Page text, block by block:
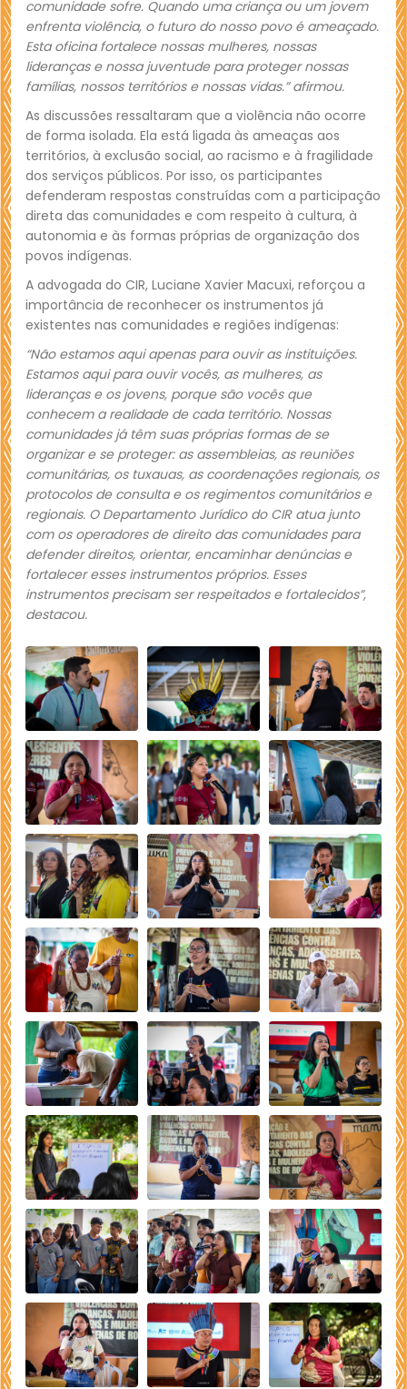
comunidade sofre. Quando uma criança ou um jovem
enfrenta violência, o futuro do nosso povo é ameaçado.
Esta oficina fortalece nossas mulheres, nossas
lideranças e nossa juventude para proteger nossas
famílias, nossos territórios e nossas vidas.” afirmou.
As discussões ressaltaram que a violência não ocorre
de forma isolada. Ela está ligada às ameaças aos
territórios, à exclusão social, ao racismo e à fragilidade
dos serviços públicos. Por isso, os participantes
defenderam respostas construídas com a participação
direta das comunidades e com respeito à cultura, à
autonomia e às formas próprias de organização dos
povos indígenas.
A advogada do CIR, Luciane Xavier Macuxi, reforçou a
importância de reconhecer os instrumentos já
existentes nas comunidades e regiões indígenas:
“Não estamos aqui apenas para ouvir as instituições.
Estamos aqui para ouvir vocês, as mulheres, as
lideranças e os jovens, porque são vocês que
conhecem a realidade de cada território. Nossas
comunidades já têm suas próprias formas de se
organizar e se proteger: as assembleias, as reuniões
comunitárias, os tuxauas, as coordenações regionais, os
protocolos de consulta e os regimentos comunitários e
regionais. O Departamento Jurídico do CIR atua junto
com os operadores de direito das comunidades para
defender direitos, orientar, encaminhar denúncias e
fortalecer esses instrumentos próprios. Esses
instrumentos precisam ser respeitados e fortalecidos”,
destacou.